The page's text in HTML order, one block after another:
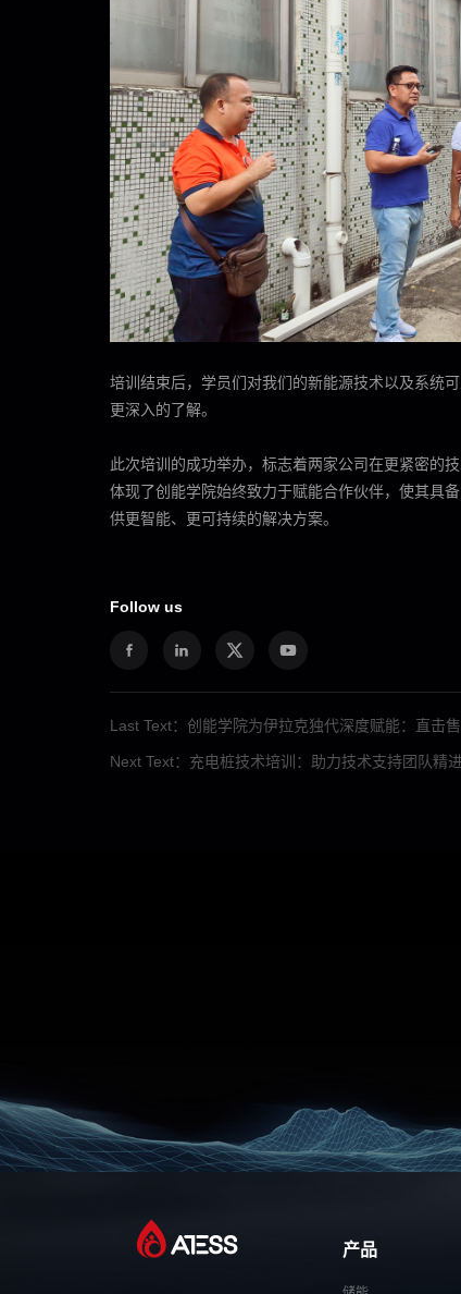
培训结束后，学员们对我们的新能源技术以及系统
更深入的了解。
此次培训的成功举办，标志着两家公司在更紧密的
体现了创能学院始终致力于赋能合作伙伴，使其具
供更智能、更可持续的解决方案。
Follow us
Next Text：充电桩技术培训：助力技术支持团队精
产品